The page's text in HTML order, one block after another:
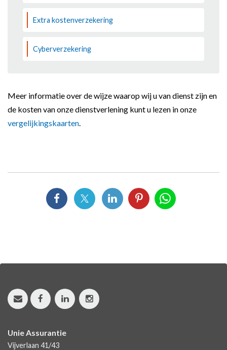
Extra kostenverzekering
Cyberverzekering
Meer informatie over de wijze waarop wij u van dienst zijn en
de kosten van onze dienstverlening kunt u lezen in onze
vergelijkingskaarten
Unie Assurantie
Vijverlaan 41/43